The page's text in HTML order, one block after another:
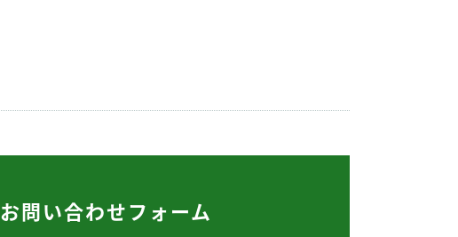
お問い合わせフォーム